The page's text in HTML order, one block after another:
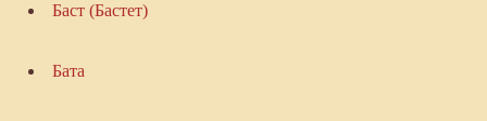
Баст (Бастет)
Бата